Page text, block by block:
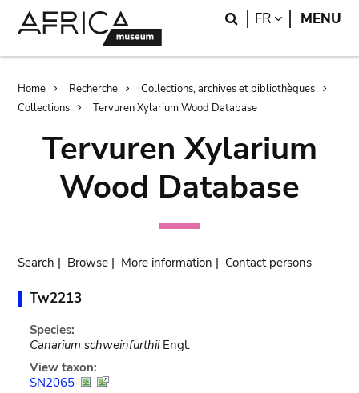
Search
FR LANGUAGE
MENU
Breadcrumb
Home Recherche
Collections, archives et bibliothèques
Collections
Tervuren Xylarium Wood Database
Tervuren Xylarium
Wood Database
Search | Browse | More information | Contact persons
Tw2213
Species:
Canarium schweinfurthiiEngl.
View taxon:
SN2065